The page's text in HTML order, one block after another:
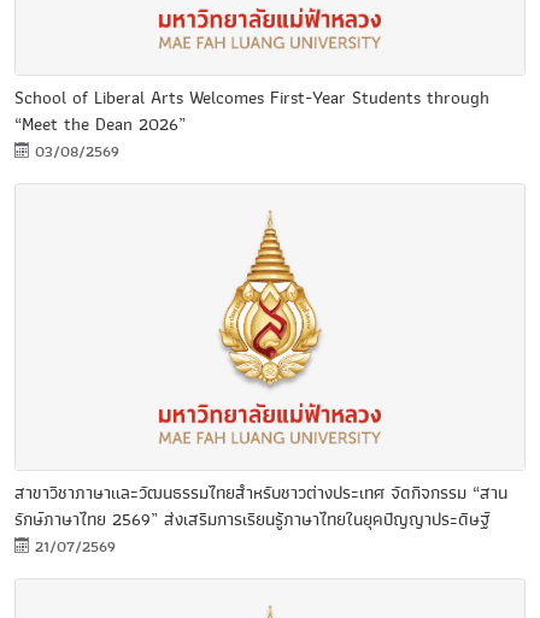
School of Liberal Arts Welcomes First-Year Students through
“Meet the Dean 2026”
03/08/2569
สาขาวิชาภาษาและวัฒนธรรมไทยสำหรับชาวต่างประเทศ จัดกิจกรรม “สาน
รักษ์ภาษาไทย 2569” ส่งเสริมการเรียนรู้ภาษาไทยในยุคปัญญาประดิษฐ์
21/07/2569